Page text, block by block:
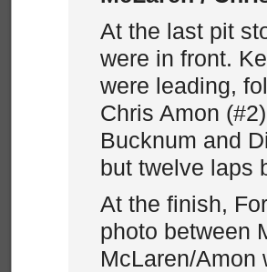
At the last pit
were in front.
were leading,
Chris Amon
Bucknum and
but twelve laps
At the finish,
photo between
McLaren/Amon